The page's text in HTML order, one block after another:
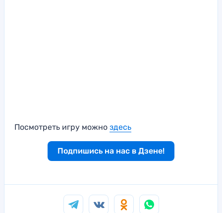
Посмотреть игру можно здесь
Подпишись на нас в Дзене!